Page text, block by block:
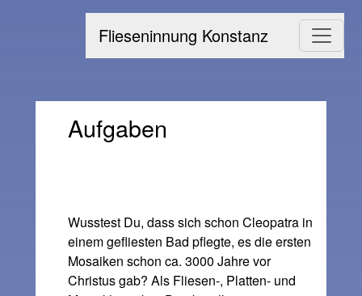
Flieseninnung Konstanz
Aufgaben
Wusstest Du, dass sich schon Cleopatra in
einem gefliesten Bad pflegte, es die ersten
Mosaiken schon ca. 3000 Jahre vor
Christus gab? Als Fliesen-, Platten- und